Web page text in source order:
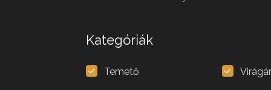
Kategóriák
Temető